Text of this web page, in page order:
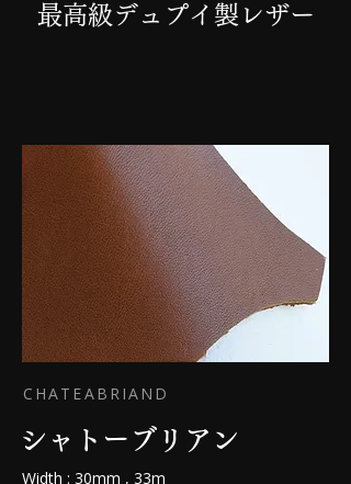
最高級デュプイ製レザー
CHATEABRIAND
シャトーブリアン
Width : 30mm , 33m